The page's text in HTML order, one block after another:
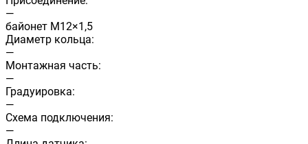
—
байонет М12×1,5
Диаметр кольца:
—
Монтажная часть:
—
Градуировка:
—
Схема подключения:
—